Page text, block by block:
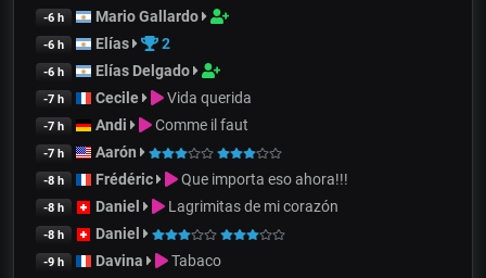
-6 h Mario Gallardo
-6 h Elías 2
-6 h Elías Delgado
-7 h Cecile Vida querida
-7 h Andi Comme il faut
-7 h Aarón
-8 h Frédéric Que importa eso ahora!!!
-8 h Daniel Lagrimitas de mi corazón
-8 h Daniel
-9 h Davina Tabaco